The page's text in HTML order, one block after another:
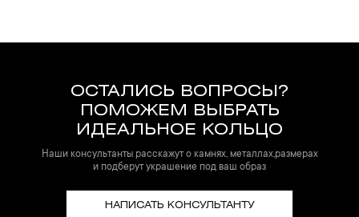
ОСТАЛИСЬ ВОПРОСЫ?
ПОМОЖЕМ ВЫБРАТЬ
ИДЕАЛЬНОЕ КОЛЬЦО
Наши консультанты расскажут о камнях, металлах,размерах
и подберут украшение под ваш образ
НАПИСАТЬ КОНСУЛЬТАНТУ